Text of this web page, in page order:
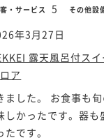
・サービス 5 その他設
年3月27日
露天風呂付ス
ア
ました。 お食事も
しかったです。器も
です。